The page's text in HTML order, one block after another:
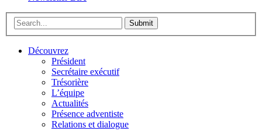
Submit
Découvrez
Président
Secrétaire exécutif
Trésorière
L’équipe
Actualités
Présence adventiste
Relations et dialogue